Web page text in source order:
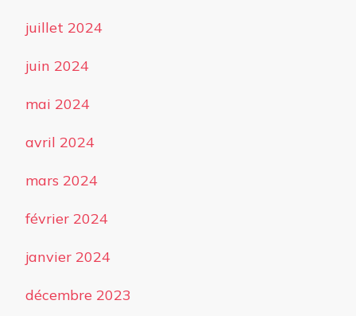
juillet 2024
juin 2024
mai 2024
avril 2024
mars 2024
février 2024
janvier 2024
décembre 2023